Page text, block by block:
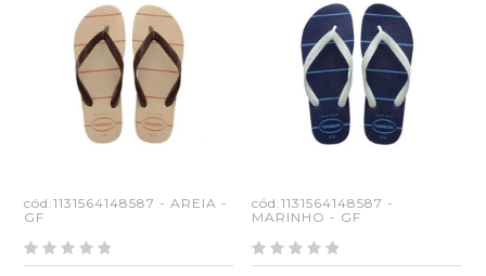
cód:1131564148587 - AREIA -
GF
cód:1131564148587 -
MARINHO - GF